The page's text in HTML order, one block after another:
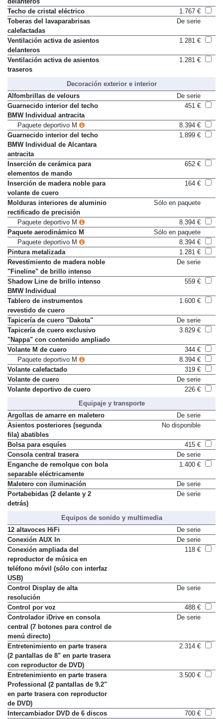
Techo de cristal eléctrico
1.767 €
Toberas del lavaparabrisas
calefactadas
De serie
Ventilación activa de asientos
delanteros
1.281 €
Ventilación activa de asientos
traseros
1.281 €
Decoración exterior e interior
Alfombrillas de velours
De serie
Guarnecido interior del techo
BMW Individual antracita
451 €
Paquete deportivo M
8.394 €
Guarnecido interior del techo
BMW Individual de Alcantara
antracita
1.899 €
Inserción de cerámica para
elementos de mando
652 €
Inserción de madera noble para
volante de cuero
164 €
Molduras interiores de aluminio
rectificado de precisión
Sólo en paquete
Paquete deportivo M
8.394 €
Paquete aerodinámico M
Sólo en paquete
Paquete deportivo M
8.394 €
Pintura metalizada
1.281 €
Revestimiento de madera noble
"Fineline" de brillo intenso
De serie
Shadow Line de brillo intenso
BMW Individual
559 €
Tablero de instrumentos
revestido de cuero
1.600 €
Tapicería de cuero "Dakota"
De serie
Tapicería de cuero exclusivo
"Nappa" con contenido ampliado
3.829 €
Volante M de cuero
344 €
Paquete deportivo M
8.394 €
Volante calefactado
319 €
Volante de cuero
De serie
Volante deportivo de cuero
226 €
Equipaje y transporte
Argollas de amarre en maletero
De serie
Asientos posteriores (segunda
fila) abatibles
No disponible
Bolsa para esquíes
415 €
Consola central trasera
De serie
Enganche de remolque con bola
separable eléctricamente
1.400 €
Maletero con iluminación
De serie
Portabebidas (2 delante y 2
detrás)
De serie
Equipos de sonido y multimedia
12 altavoces HiFi
De serie
Conexión AUX In
De serie
Conexión ampliada del
reproductor de música en
teléfono móvil (sólo con interfaz
USB)
118 €
Control Display de alta
resolución
De serie
Control por voz
488 €
Controlador iDrive en consola
central (7 botones para control de
menú directo)
De serie
Entretenimiento en parte trasera
(2 pantallas de 8" en parte trasera
con reproductor de DVD)
2.314 €
Entretenimiento en parte trasera
Professional (2 pantallas de 9.2"
en parte trasera con reproductor
de DVD)
3.500 €
Intercambiador DVD de 6 discos
700 €